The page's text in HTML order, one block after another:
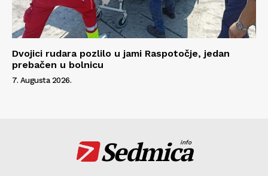
Dvojici rudara pozlilo u jami Raspotočje, jedan
prebačen u bolnicu
7. Augusta 2026.
Sedmica
info